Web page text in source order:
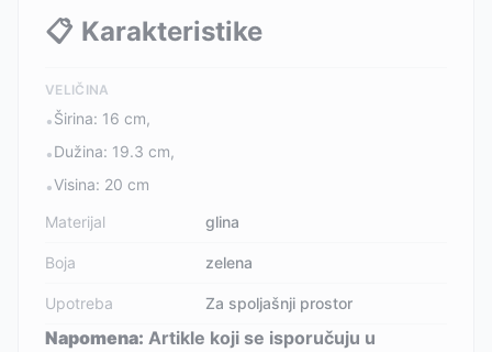
📋 Karakteristike
VELIČINA
•Širina: 16 cm,
•Dužina: 19.3 cm,
•Visina: 20 cm
Materijal
glina
Boja zelena
Upotreba Za spoljašnji prostor
Napomena: Artikle koji se isporučuju u